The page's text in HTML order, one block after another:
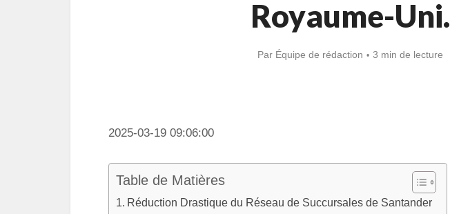
Royaume-Uni.
Par Équipe de rédaction 3 min de lecture
2025-03-19 09:06:00
Table de Matières
Réduction Drastique du Réseau de Succursales de Santander